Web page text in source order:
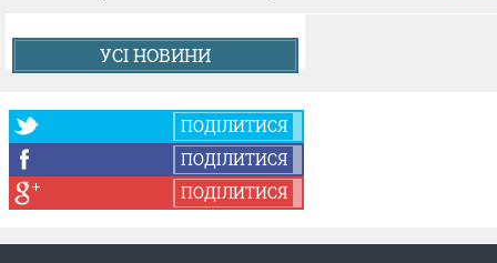
УСІ НОВИНИ
ПОДІЛИТИСЯ
ПОДІЛИТИСЯ
ПОДІЛИТИСЯ